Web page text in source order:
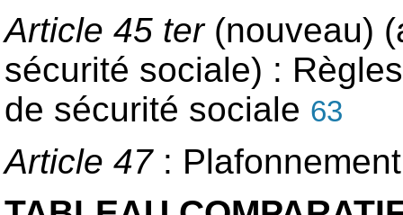
Article 45 ter (nouveau)
sécurité sociale) :
de sécurité sociale 63
Article 47: